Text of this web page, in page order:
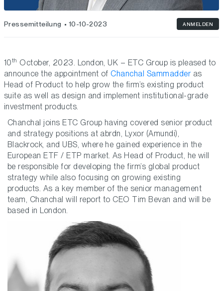
Pressemitteilung 10-10-2023 ANMELDEN
10th October, 2023. London, UK – ETC Group is pleased to
announce the appointment ofChanchal Sammadder as
Head of Product to help grow the firm’s existing product
suite as well as design and implement institutional-grade
investment products.
Chanchal joins ETC Group having covered senior product
and strategy positions at abrdn, Lyxor (Amundi),
Blackrock, and UBS, where he gained experience in the
European ETF / ETP market. As Head of Product, he will
be responsible for developing the firm’s global product
strategy while also focusing on growing existing
products. As a key member of the senior management
team, Chanchal will report to CEO Tim Bevan and will be
based in London.